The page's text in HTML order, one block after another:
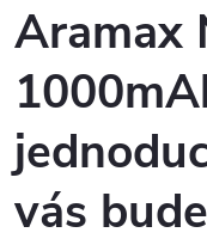
Aramax
vás